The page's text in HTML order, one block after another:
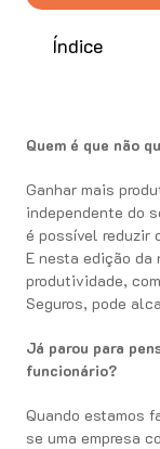
Índice
Quem é que não
Ganhar mais
independente do
é possível reduzir
E nesta edição
produtividade,
Seguros, pode
Já parou para
funcionário?
Quando estamos
se uma empresa